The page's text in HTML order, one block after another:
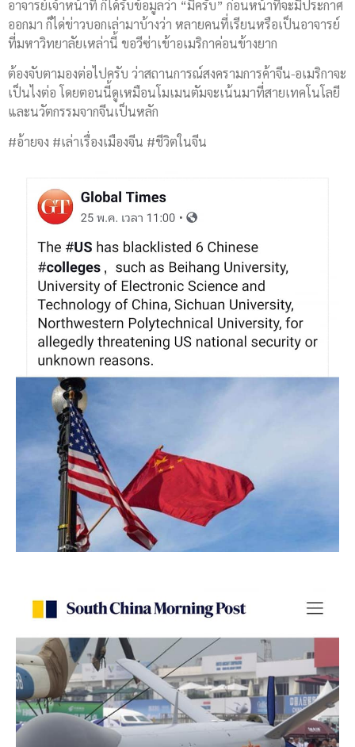
อาจารย์​เจ้าหน้าที่ ก็ได้รับข้อมูลว่า “มีครับ” ก่อนหน้าที่จะมีประกาศ​
ออกมา ก็ได่ข่าวบอกเล่ามาบ้างว่า หลายคนที่เรียนหรือเป็นอาจารย์​
ที่มหาวิทยาลัย​เหล่านี้ ขอวีซ่าเข้าอเมริกาค่อนข้างยาก
ต้องจับตามองต่อไปครับ ว่าสถานการณ์​สงครามการค้าจีน-อเมริกาจะ
เป็นไงต่อ โดยตอนนี้ดูเหมือนโมเมนตัมจะเน้นมาที่สายเทคโนโลยี​
และนวัตกรรมจากจีนเป็นหลัก
#อ้ายจง #เล่าเรื่องเมืองจีน #ชีวิตในจีน